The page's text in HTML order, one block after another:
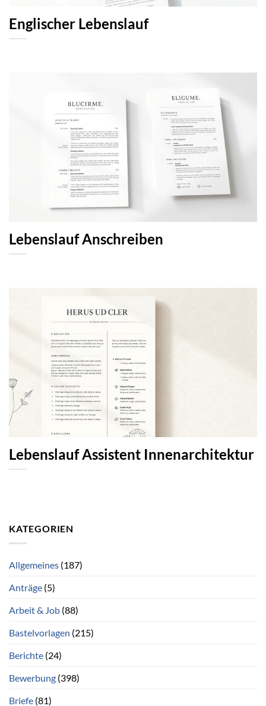
Englischer Lebenslauf
Lebenslauf Anschreiben
Lebenslauf Assistent Innenarchitektur
KATEGORIEN
Allgemeines (187)
Anträge (5)
Arbeit & Job (88)
Bastelvorlagen (215)
Berichte (24)
Bewerbung (398)
Briefe (81)